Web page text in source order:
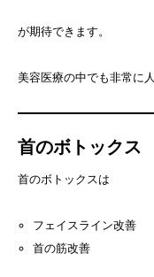
が期待できます。
美容医療の中でも非常に
首のボトックス
首のボトックスは
フェイスライン改善
首の筋改善